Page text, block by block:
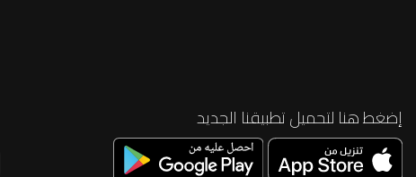
إضغط هنا لتحميل تطبيقنا الجديد